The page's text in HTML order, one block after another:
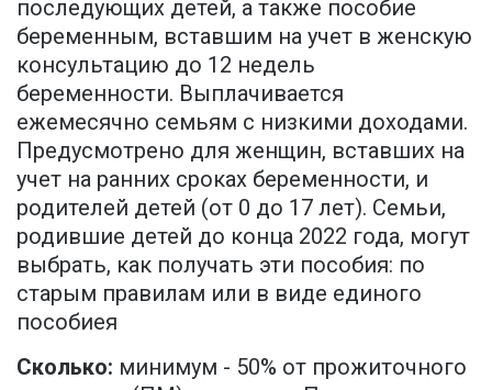
последующих детей, а также пособие
беременным, вставшим на учет в женскую
консультацию до 12 недель
беременности. Выплачивается
ежемесячно семьям с низкими доходами.
Предусмотрено для женщин, вставших на
учет на ранних сроках беременности, и
родителей детей (от 0 до 17 лет). Семьи,
родившие детей до конца 2022 года, могут
выбрать, как получать эти пособия: по
старым правилам или в виде единого
пособиея
Сколько: минимум - 50% от прожиточного